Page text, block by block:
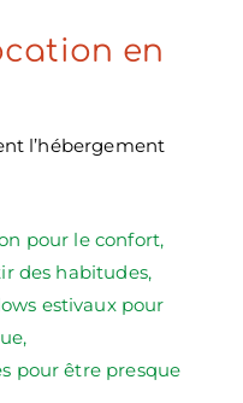
en
l’hébergement
pour le confort,
des habitudes,
estivaux pour
pour être presque